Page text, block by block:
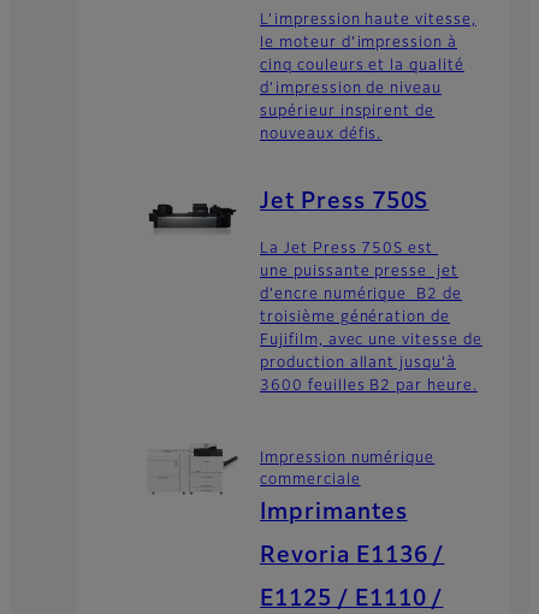
L’impression haute vitesse,
le moteur d’impression à
cinq couleurs et la qualité
d’impression de niveau
supérieur inspirent de
nouveaux défis.
Jet Press 750S
La Jet Press 750S est
une puissante presse jet
d’encre numérique B2 de
troisième génération de
Fujifilm, avec une vitesse de
production allant jusqu’à
3600 feuilles B2 par heure.
Impression numérique
commerciale
Imprimantes
Revoria E1136 /
E1125 / E1110 /